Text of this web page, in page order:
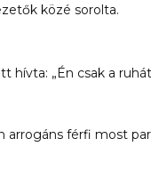
közé sorolta.
hívta: „Én csak a
férfi most